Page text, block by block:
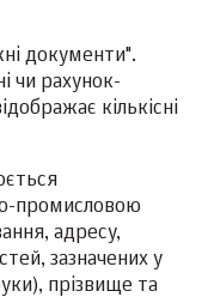
документи".
чи рахунок-
кількісні
промисловою
адресу,
зазначених у
прізвище та